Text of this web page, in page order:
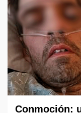
Conmoción: